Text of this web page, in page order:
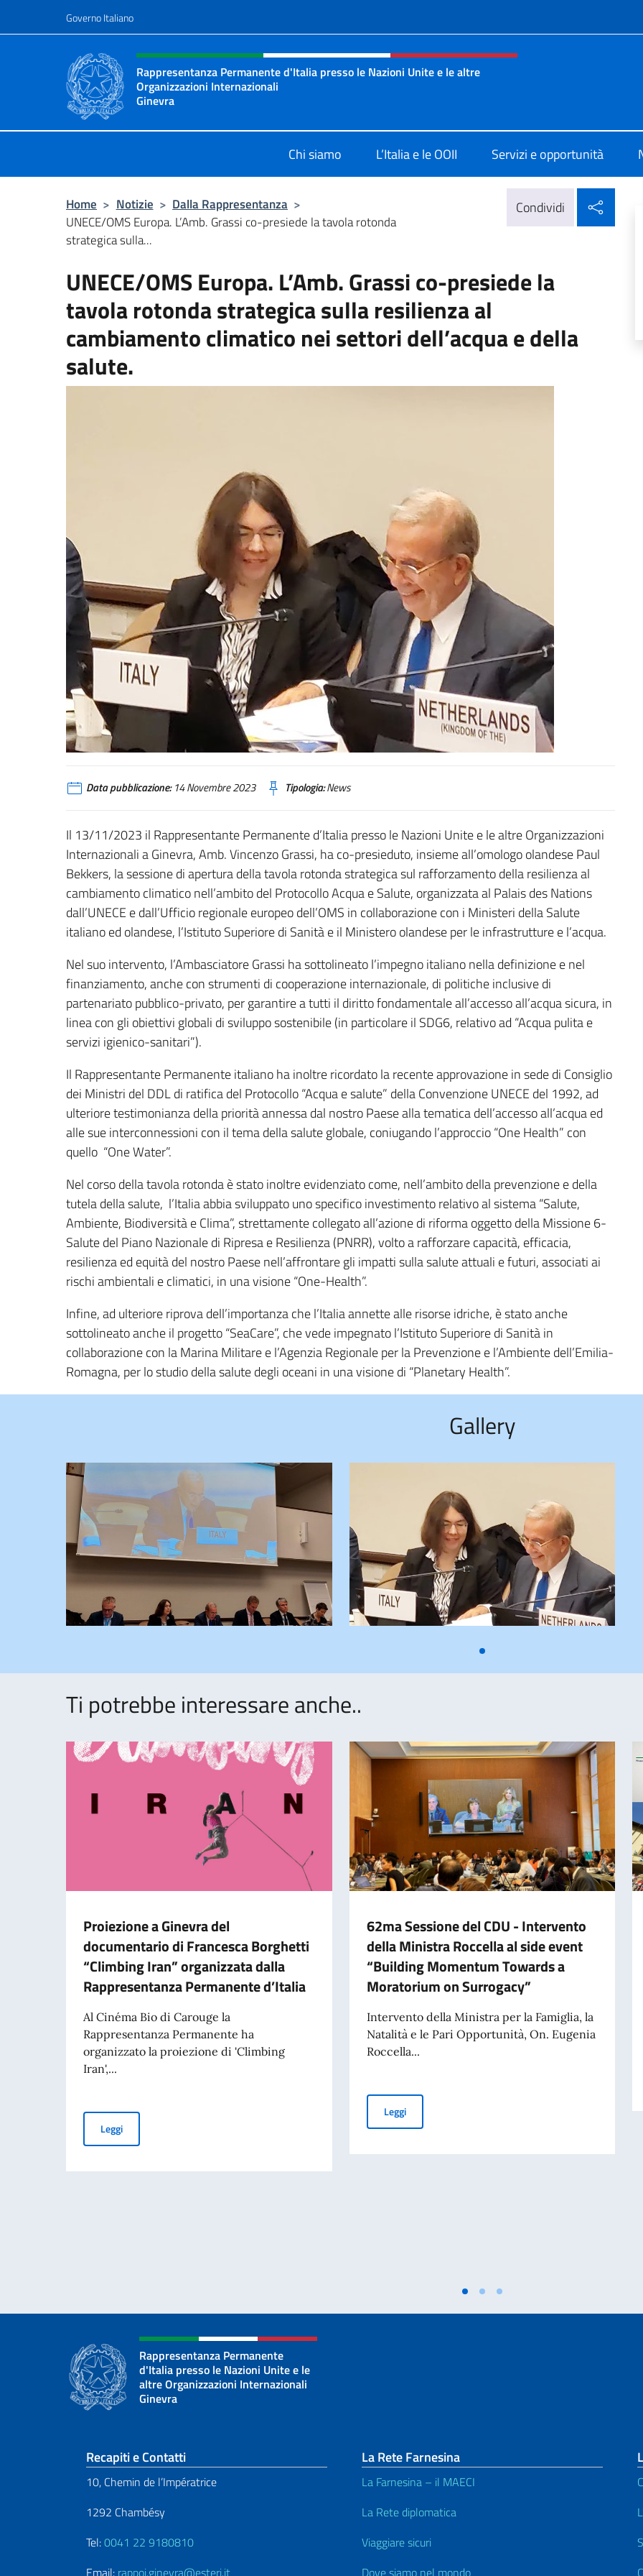
Governo Italiano
Intestazione sito, social e menù
Rappresentanza Permanente d'Italia presso le Nazioni Unite e le altre
Organizzazioni Internazionali
Ginevra
Il sito ufficiale della Rappresentanza Onu Ginevra
Chi siamo L’Italia e le OOII Servizi e opportunità
Home > Notizie > Dalla Rappresentanza >
UNECE/OMS Europa. L’Amb. Grassi co-presiede la tavola rotonda
strategica sulla...
Condividi
UNECE/OMS Europa. L’Amb. Grassi co-presiede la
tavola rotonda strategica sulla resilienza al
cambiamento climatico nei settori dell’acqua e della
salute.
Data pubblicazione:14 Novembre 2023 Tipologia:News
Il 13/11/2023 il Rappresentante Permanente d’Italia presso le Nazioni Unite e le altre Organizzazioni
Internazionali a Ginevra, Amb. Vincenzo Grassi, ha co-presieduto, insieme all’omologo olandese Paul
Bekkers, la sessione di apertura della tavola rotonda strategica sul rafforzamento della resilienza al
cambiamento climatico nell’ambito del Protocollo Acqua e Salute, organizzata al Palais des Nations
dall’UNECE e dall’Ufficio regionale europeo dell’OMS in collaborazione con i Ministeri della Salute
italiano ed olandese, l’Istituto Superiore di Sanità e il Ministero olandese per le infrastrutture e l’acqua.
Nel suo intervento, l’Ambasciatore Grassi ha sottolineato l’impegno italiano nella definizione e nel
finanziamento, anche con strumenti di cooperazione internazionale, di politiche inclusive di
partenariato pubblico-privato, per garantire a tutti il diritto fondamentale all’accesso all’acqua sicura, in
linea con gli obiettivi globali di sviluppo sostenibile (in particolare il SDG6, relativo ad “Acqua pulita e
servizi igienico-sanitari”).
Il Rappresentante Permanente italiano ha inoltre ricordato la recente approvazione in sede di Consiglio
dei Ministri del DDL di ratifica del Protocollo “Acqua e salute” della Convenzione UNECE del 1992, ad
ulteriore testimonianza della priorità annessa dal nostro Paese alla tematica dell’accesso all’acqua ed
alle sue interconnessioni con il tema della salute globale, coniugando l’approccio “One Health” con
quello “One Water”.
Nel corso della tavola rotonda è stato inoltre evidenziato come, nell’ambito della prevenzione e della
tutela della salute, l’Italia abbia sviluppato uno specifico investimento relativo al sistema “Salute,
Ambiente, Biodiversità e Clima”, strettamente collegato all’azione di riforma oggetto della Missione 6-
Salute del Piano Nazionale di Ripresa e Resilienza (PNRR), volto a rafforzare capacità, efficacia,
resilienza ed equità del nostro Paese nell’affrontare gli impatti sulla salute attuali e futuri, associati ai
rischi ambientali e climatici, in una visione “One-Health”.
Infine, ad ulteriore riprova dell’importanza che l’Italia annette alle risorse idriche, è stato anche
sottolineato anche il progetto “SeaCare”, che vede impegnato l’Istituto Superiore di Sanità in
collaborazione con la Marina Militare e l’Agenzia Regionale per la Prevenzione e l’Ambiente dell’Emilia-
Romagna, per lo studio della salute degli oceani in una visione di “Planetary Health”.
Gallery
Ti potrebbe interessare anche..
Proiezione a Ginevra del
documentario di Francesca Borghetti
“Climbing Iran” organizzata dalla
Rappresentanza Permanente d’Italia
Al Cinéma Bio di Carouge la
Rappresentanza Permanente ha
organizzato la proiezione di 'Climbing
Iran',...
LeggiProiezione a Ginevra del documentario di Francesca Borghetti “Climbing Iran” organizzata dalla Rappresentanza
62ma Sessione del CDU - Intervento
della Ministra Roccella al side event
“Building Momentum Towards a
Moratorium on Surrogacy”
Intervento della Ministra per la Famiglia, la
Natalità e le Pari Opportunità, On. Eugenia
Roccella...
Leggi62ma Sessione del CDU - Intervento della Ministra
Rappresentanza Permanente
d'Italia presso le Nazioni Unite e le
altre Organizzazioni Internazionali
Ginevra
Sezione footer
Recapiti e Contatti
10, Chemin de l’Impératrice
1292 Chambésy
Tel:0041 22 9180810
Email: rappoi.ginevra@esteri.it
La Rete Farnesina
La Farnesina – il MAECI
La Rete diplomatica
Viaggiare sicuri
Dove siamo nel mondo